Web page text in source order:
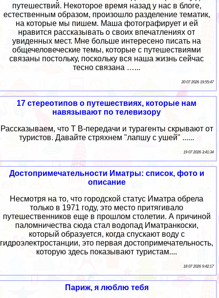
путешествий. Некоторое время назад у нас в блоге,
естественным образом, произошло разделение тематик,
на которые мы пишем. Маша фотографирует и ей
нравится рассказывать о своих впечатлениях от
увиденных мест. Мне больше интересено писать на
общечеловеческие темы, которые с путешествиями
связаны постольку, поскольку вся наша жизнь сейчас
тесно связана …...
20 07 2026 19:55:47
17 стереотипов о путешествиях, которые нам
навязывают по телевизору
Рассказываем, что Т В-передачи и турагенты скрывают от
туристов. Давайте стряхнем "лапшу с ушей" ......
19 07 2026 3:41:34
Достопримечательности Иматры: список, фото и
описание
Несмотря на то, что городской статус Иматра обрела
только в 1971 году, это место притягивало
путешественников еще в прошлом столетии. А причиной
паломничества сюда стал водопад Иматранкоски,
который образуется, когда спускают воду с
гидроэлектростанции, это первая достопримечательность,
которую здесь показывают туристам....
18 07 2026 9:42:17
Париж, я люблю тебя